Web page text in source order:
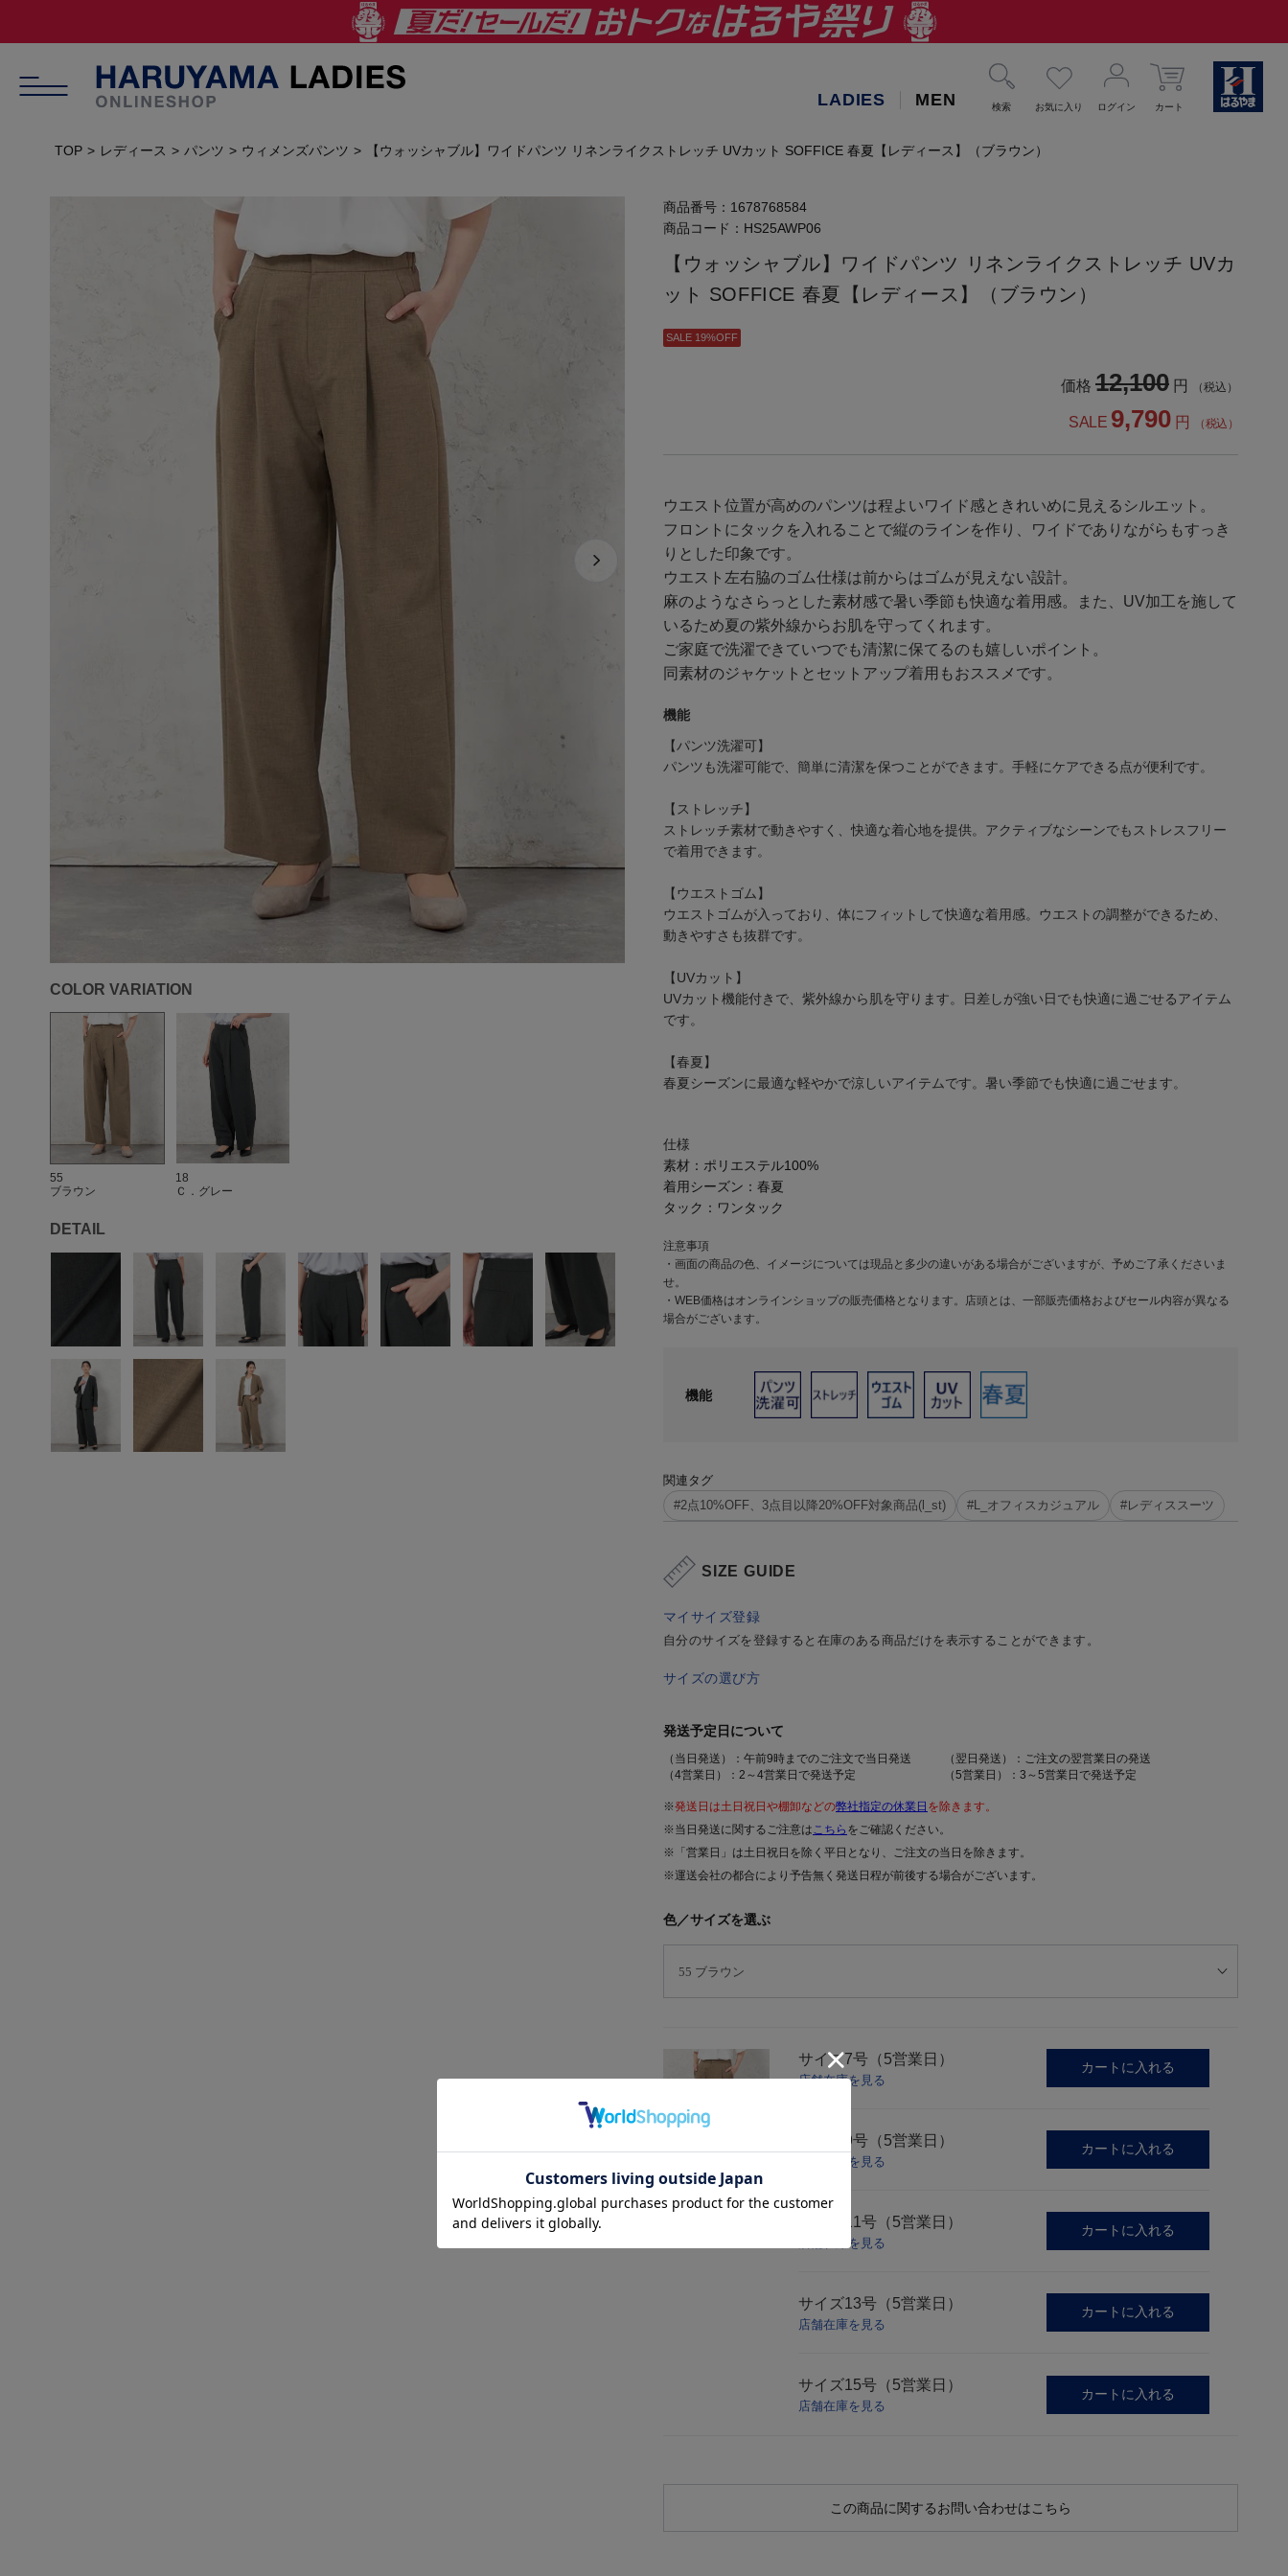
LADIES MEN 検索 お気に入り ログイン カート
TOP レディース パンツ ウィメンズパンツ 【ウォッシャブル】ワイドパンツ リネンライクストレッチ UVカット SOFFICE 春夏【レディース】（ブラウン）
COLOR VARIATION
55
ブラウン
18
Ｃ．グレー
DETAIL
商品番号： 1678768584
商品コード： HS25AWP06
【ウォッシャブル】ワイドパンツ リネンライクストレッチ UVカ
ット SOFFICE 春夏【レディース】（ブラウン）
SALE 19%OFF
価格 12,100 円 （税込）
SALE 9,790 円 （税込）
ウエスト位置が高めのパンツは程よいワイド感ときれいめに見えるシルエット。
フロントにタックを入れることで縦のラインを作り、ワイドでありながらもすっき
りとした印象です。
ウエスト左右脇のゴム仕様は前からはゴムが見えない設計。
麻のようなさらっとした素材感で暑い季節も快適な着用感。また、UV加工を施して
いるため夏の紫外線からお肌を守ってくれます。
ご家庭で洗濯できていつでも清潔に保てるのも嬉しいポイント。
同素材のジャケットとセットアップ着用もおススメです。
機能
【パンツ洗濯可】
パンツも洗濯可能で、簡単に清潔を保つことができます。手軽にケアできる点が便利です。
【ストレッチ】
ストレッチ素材で動きやすく、快適な着心地を提供。アクティブなシーンでもストレスフリー
で着用できます。
【ウエストゴム】
ウエストゴムが入っており、体にフィットして快適な着用感。ウエストの調整ができるため、
動きやすさも抜群です。
【UVカット】
UVカット機能付きで、紫外線から肌を守ります。日差しが強い日でも快適に過ごせるアイテム
です。
【春夏】
春夏シーズンに最適な軽やかで涼しいアイテムです。暑い季節でも快適に過ごせます。
仕様
素材： ポリエステル100%
着用シーズン： 春夏
タック： ワンタック
注意事項
・画面の商品の色、イメージについては現品と多少の違いがある場合がございますが、予めご了承くださいま
せ。
・WEB価格はオンラインショップの販売価格となります。店頭とは、一部販売価格およびセール内容が異なる
場合がございます。
機能
関連タグ
#2点10%OFF、3点目以降20%OFF対象商品(l_st)
#L_オフィスカジュアル #レディススーツ
SIZE GUIDE
マイサイズ登録
自分のサイズを登録すると在庫のある商品だけを表示することができます。
サイズの選び方
発送予定日について
（当日発送）：午前9時までのご注文で当日発送
（翌日発送）：ご注文の翌営業日の発送
（4営業日）：2～4営業日で発送予定
（5営業日）：3～5営業日で発送予定
※発送日は土日祝日や棚卸などの弊社指定の休業日 を除きます。
※当日発送に関するご注意はこちら をご確認ください。
※「営業日」は土日祝日を除く平日となり、ご注文の当日を除きます。
※運送会社の都合により予告無く発送日程が前後する場合がございます。
色／サイズを選ぶ
サイズ7号（5営業日）
店舗在庫を見る
カートに入れる
9号（5営業日）
店舗在庫を見る
カートに入れる
11号（5営業日）
店舗在庫を見る
カートに入れる
サイズ13号（5営業日）
店舗在庫を見る
カートに入れる
サイズ15号（5営業日）
店舗在庫を見る
カートに入れる
この商品に関するお問い合わせはこちら